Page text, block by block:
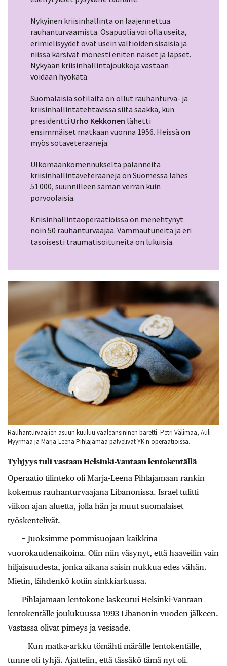
Nykyinen kriisinhallinta on laajennettua
rauhanturvaamista. Osapuolia voi olla useita,
erimielisyydet ovat usein valtioiden sisäisiä ja
niissä kärsivät monesti eniten naiset ja lapset.
Nykyään kriisinhallintajoukkoja vastaan
voidaan hyökätä.
Suomalaisia sotilaita on ollut rauhanturva- ja
kriisinhallintatehtävissä siitä saakka, kun
presidentti Urho Kekkonen lähetti
ensimmäiset matkaan vuonna 1956. Heissä on
myös sotaveteraaneja.
Ulkomaankomennukselta palanneita
kriisinhallintaveteraaneja on Suomessa lähes
51 000, suunnilleen saman verran kuin
porvoolaisia.
Kriisinhallintaoperaatioissa on menehtynyt
noin 50 rauhanturvaajaa. Vammautuneita ja eri
tasoisesti traumatisoituneita on lukuisia.
Rauhanturvaajien asuun kuuluu vaaleansininen baretti. Petri Välimaa, Auli
Myyrmaa ja Marja-Leena Pihlajamaa palvelivat YK:n operaatioissa.
Tyhjyys tuli vastaan Helsinki-Vantaan lentokentällä
Operaatio tilinteko oli Marja-Leena Pihlajamaan rankin
kokemus rauhanturvaajana Libanonissa. Israel tulitti
viikon ajan aluetta, jolla hän ja muut suomalaiset
työskentelivät.
− Juoksimme pommisuojaan kaikkina
vuorokaudenaikoina. Olin niin väsynyt, että haaveilin vain
hiljaisuudesta, jonka aikana saisin nukkua edes vähän.
Mietin, lähdenkö kotiin sinkkiarkussa.
Pihlajamaan lentokone laskeutui Helsinki-Vantaan
lentokentälle joulukuussa 1993 Libanonin vuoden jälkeen.
Vastassa olivat pimeys ja vesisade.
− Kun matka-arkku tömähti märälle lentokentälle,
tunne oli tyhjä. Ajattelin, että tässäkö tämä nyt oli.